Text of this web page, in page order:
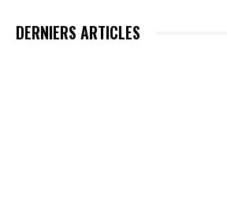
DERNIERS ARTICLES